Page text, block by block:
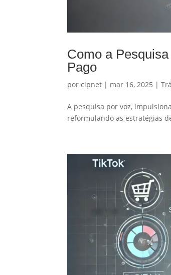
Como a
Pago
porcipnet | mar 16, 2025 |
A pesquisa por voz,
reformulando as estratégias